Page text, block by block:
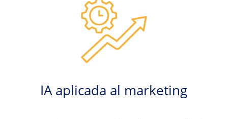
IA aplicada al marketing